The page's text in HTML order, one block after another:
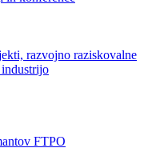
razvojno raziskovalne
FTPO